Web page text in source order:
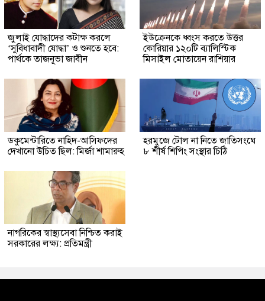
জুলাই যোদ্ধাদের কটাক্ষ করলে
‘সুবিধাবাদী যোদ্ধা’ ও শুনতে হবে:
পার্থকে তাজনূভা জাবীন
ইউক্রেনকে ধ্বংস করতে উত্তর
কোরিয়ার ১২০টি ব্যালিস্টিক
মিসাইল মোতায়েন রাশিয়ার
ডকুমেন্টারিতে নাহিদ-আসিফদের
দেখানো উচিত ছিল: মির্জা শামারুহ
হরমুজে টোল না নিতে জাতিসংঘে
৮ শীর্ষ শিপিং সংস্থার চিঠি
নাগরিকের স্বাস্থ্যসেবা নিশ্চিত করাই
সরকারের লক্ষ্য: প্রতিমন্ত্রী